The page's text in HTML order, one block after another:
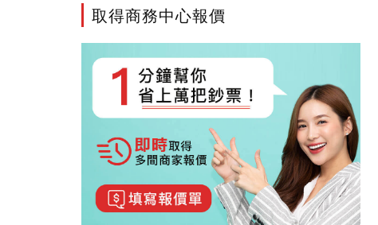
取得商務中心報價